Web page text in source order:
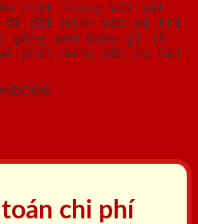
chất lượng với vật
đặt mình vào vị trí
gắng xem điều gì là
phải mang đến sự hài
chi phí